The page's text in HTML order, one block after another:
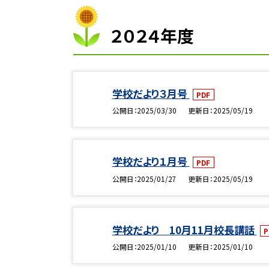
２０２４年度
学校だより３月号
PDF
公開日 2025/03/30 更新日 2025/05/19
学校だより１月号
PDF
公開日 2025/01/27 更新日 2025/05/19
学校だより 10月11月校長講話
公開日 2025/01/10 更新日 2025/01/10